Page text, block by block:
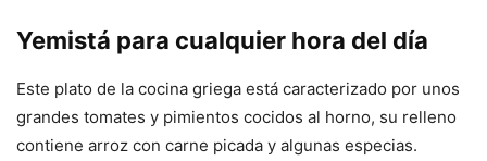
Yemistá para cualquier hora del día
Este plato de la cocina griega está caracterizado por unos
grandes tomates y pimientos cocidos al horno, su relleno
contiene arroz con carne picada y algunas especias.